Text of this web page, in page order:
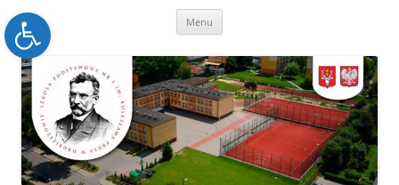
Open toolbar Menu